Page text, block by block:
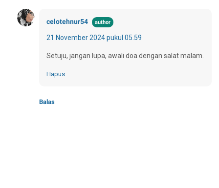
celotehnur54
21 November 2024 pukul 05.59
Setuju, jangan lupa, awali doa dengan salat malam.
Hapus
Balas